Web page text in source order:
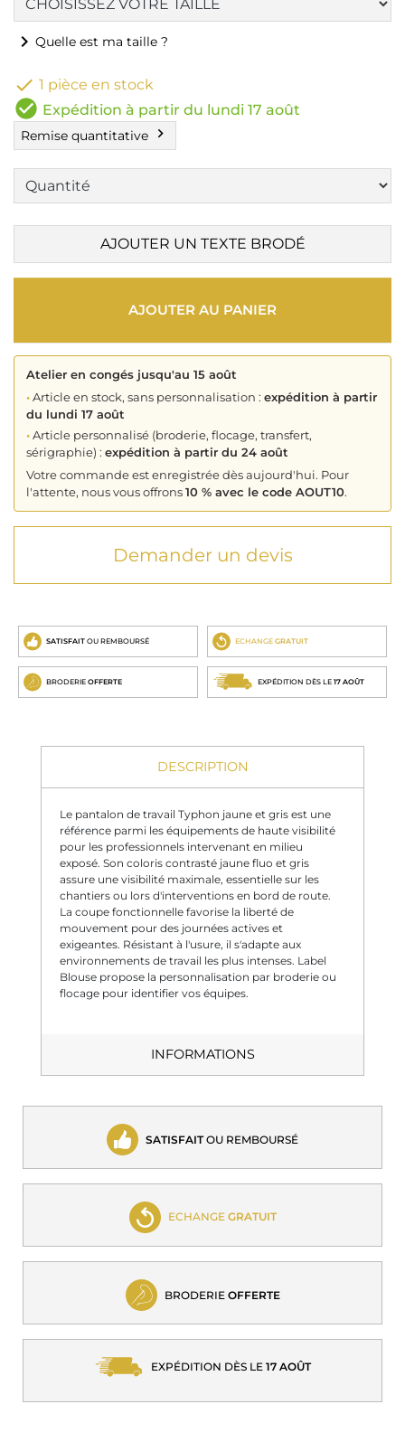
chevron_right Quelle est ma taille ?
 1 pièce en stock
check_circle Expédition à partir du lundi 17 août
Remise quantitative chevron_right
AJOUTER UN TEXTE BRODÉ
AJOUTER AU PANIER
Atelier en congés jusqu'au 15 août
•Article en stock, sans personnalisation : expédition à partir
du lundi 17 août
•Article personnalisé (broderie, flocage, transfert,
sérigraphie) : expédition à partir du 24 août
Votre commande est enregistrée dès aujourd'hui. Pour
l'attente, nous vous offrons10 % avec le code AOUT10.
Demander un devis
SATISFAIT OU REMBOURSÉ ECHANGE GRATUIT
BRODERIE OFFERTE EXPÉDITION DÈS LE 17 AOÛT
DESCRIPTION
Le pantalon de travail Typhon jaune et gris est une
référence parmi les équipements de haute visibilité
pour les professionnels intervenant en milieu
exposé. Son coloris contrasté jaune fluo et gris
assure une visibilité maximale, essentielle sur les
chantiers ou lors d'interventions en bord de route.
La coupe fonctionnelle favorise la liberté de
mouvement pour des journées actives et
exigeantes. Résistant à l'usure, il s'adapte aux
environnements de travail les plus intenses. Label
Blouse propose la personnalisation par broderie ou
flocage pour identifier vos équipes.
INFORMATIONS
SATISFAITOU REMBOURSÉ
ECHANGE GRATUIT
BRODERIE OFFERTE
EXPÉDITION DÈS LE 17 AOÛT